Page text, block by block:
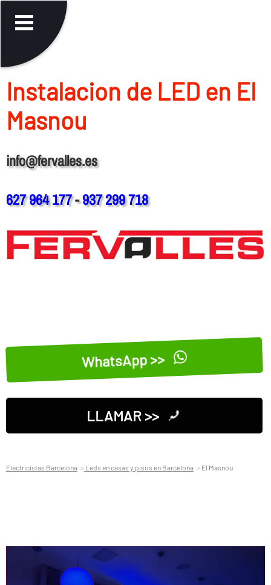
Instalacion de LED en El
Masnou
info@fervalles.es
627 964 177-937 299 718
WhatsApp >>
LLAMAR >>
Electricistas Barcelona Leds en casas y pisos en Barcelona El Masnou